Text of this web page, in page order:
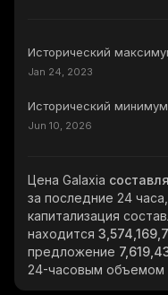
Исторический
Jan 24, 2023
Исторический минимум
Jun 10, 2026
Цена Galaxia
за последние 24
капитализация
находится
предложение
24-часовым объемом